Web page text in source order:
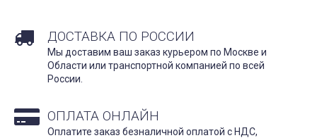
ДОСТАВКА ПО РОССИИ
Мы доставим ваш заказ курьером по Москве и
Области или транспортной компанией по всей
России.
ОПЛАТА ОНЛАЙН
Оплатите заказ безналичной оплатой с НДС,